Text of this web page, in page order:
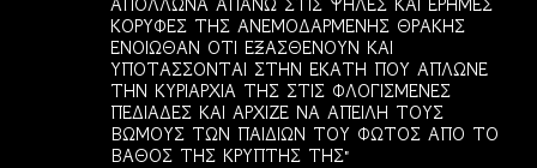
ΑΠΟΛΛΩΝΑ ΑΠΑΝΩ ΣΤΙΣ ΨΗΛΕΣ ΚΑΙ ΕΡΗΜΕΣ
ΚΟΡΥΦΕΣ ΤΗΣ ΑΝΕΜΟΔΑΡΜΕΝΗΣ ΘΡΑΚΗΣ
ΕΝΟΙΩΘΑΝ ΟΤΙ ΕΞΑΣΘΕΝΟΥΝ ΚΑΙ
ΥΠΟΤΑΣΣΟΝΤΑΙ ΣΤΗΝ ΕΚΑΤΗ ΠΟΥ ΑΠΛΩΝΕ
ΤΗΝ ΚΥΡΙΑΡΧΙΑ ΤΗΣ ΣΤΙΣ ΦΛΟΓΙΣΜΕΝΕΣ
ΠΕΔΙΑΔΕΣ ΚΑΙ ΑΡΧΙΖΕ ΝΑ ΑΠΕΙΛΗ ΤΟΥΣ
ΒΩΜΟΥΣ ΤΩΝ ΠΑΙΔΙΩΝ ΤΟΥ ΦΩΤΟΣ ΑΠΟ ΤΟ
ΒΑΘΟΣ ΤΗΣ ΚΡΥΠΤΗΣ ΤΗΣ"